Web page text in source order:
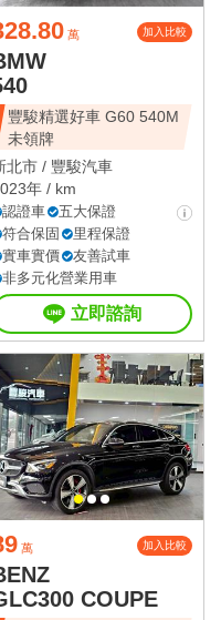
萬 加入比較
豐駿精選好車 G60 540M
未領牌
北市 / 豐駿汽車
年 / km
認證車
五大保證
符合保固
里程保證
實車實價
友善試車
非多元化營業用車
立即諮詢
萬 加入比較
COUPE